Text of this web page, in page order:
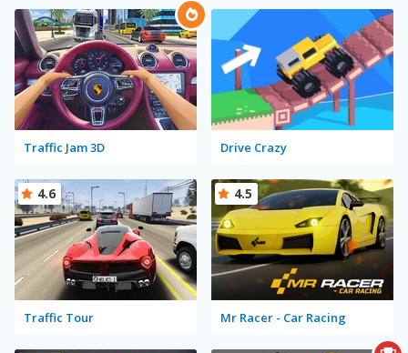
Traffic Jam 3D Drive Crazy
Traffic Tour
4.6
Mr Racer - Car Racing
4.5